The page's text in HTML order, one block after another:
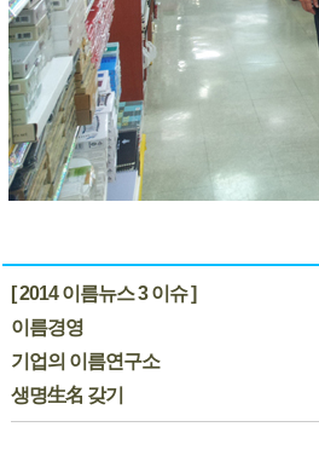
[ 2014 이름뉴스 3 이슈 ]
이름경영
기업의 이름연구소
생명生名 갖기